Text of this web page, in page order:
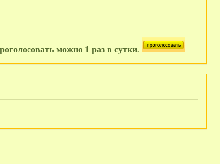
можно 1 раз в сутки.